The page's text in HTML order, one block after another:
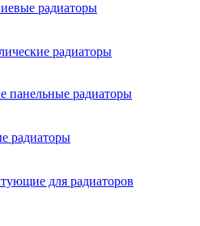
радиаторы
радиаторы
панельные радиаторы
радиаторы
для радиаторов